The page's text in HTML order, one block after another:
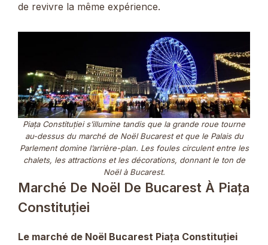
de revivre la même expérience.
Piața Constituției s’illumine tandis que la grande roue tourne
au-dessus du marché de Noël Bucarest et que le Palais du
Parlement domine l’arrière-plan. Les foules circulent entre les
chalets, les attractions et les décorations, donnant le ton de
Noël à Bucarest.
Marché De Noël De Bucarest À Piața
Constituției
Le marché de Noël Bucarest Piața Constituției